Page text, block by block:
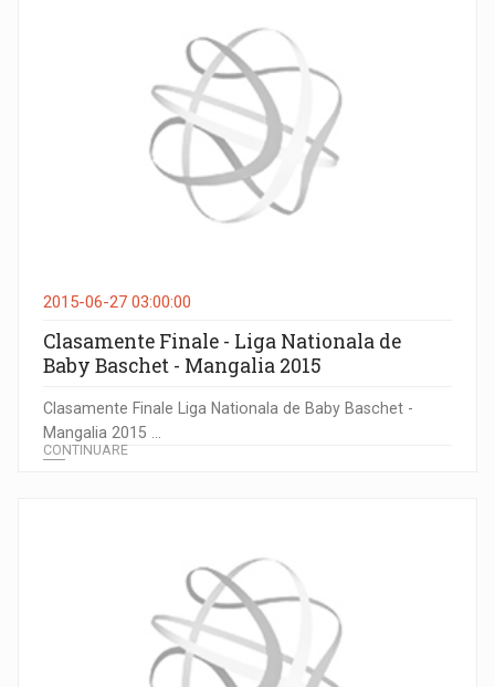
2015-06-27 03:00:00
Clasamente Finale - Liga Nationala de
Baby Baschet - Mangalia 2015
Clasamente Finale Liga Nationala de Baby Baschet -
Mangalia 2015 ...
CONTINUARE